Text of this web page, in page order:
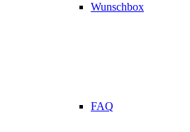
Wunschbox
FAQ